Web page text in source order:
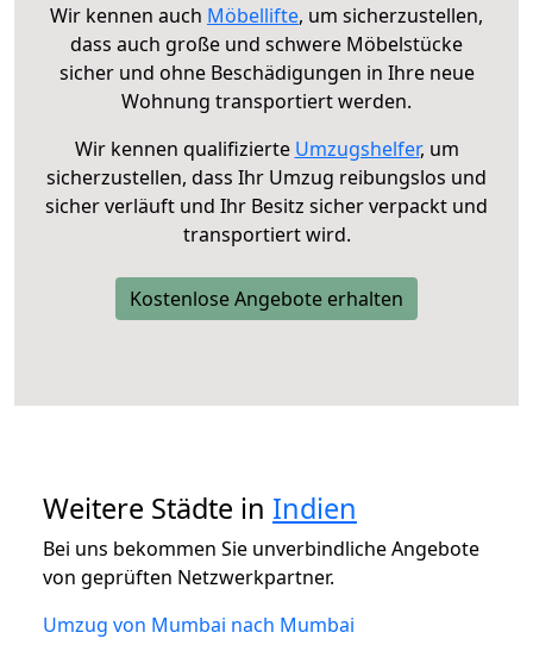
Wir kennen auch Möbellifte, um sicherzustellen,
dass auch große und schwere Möbelstücke
sicher und ohne Beschädigungen in Ihre neue
Wohnung transportiert werden.
Wir kennen qualifizierte Umzugshelfer, um
sicherzustellen, dass Ihr Umzug reibungslos und
sicher verläuft und Ihr Besitz sicher verpackt und
transportiert wird.
Kostenlose Angebote erhalten
Weitere Städte in Indien
Bei uns bekommen Sie unverbindliche Angebote
von geprüften Netzwerkpartner.
Umzug von Mumbai nach Mumbai